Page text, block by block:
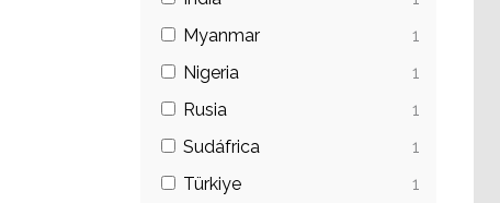
Myanmar
1
Nigeria
1
Rusia
1
Sudáfrica
1
Türkiye
1